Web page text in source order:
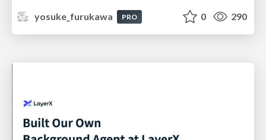
yosuke_furukawa
PRO 0 290